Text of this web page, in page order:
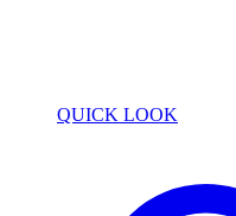
QUICK LOOK